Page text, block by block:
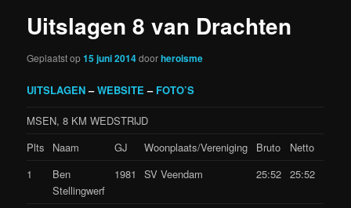
Uitslagen 8 van Drachten
Geplaatst op15 juni 2014doorheroisme
UITSLAGEN–WEBSITE – FOTO’S
MSEN, 8 KM WEDSTRIJD
Plts
Naam GJ Woonplaats/Vereniging Bruto
Netto
1
Ben
Stellingwerf
1981 SV Veendam 25:52 25:52